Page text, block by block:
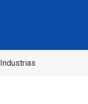
Industrias